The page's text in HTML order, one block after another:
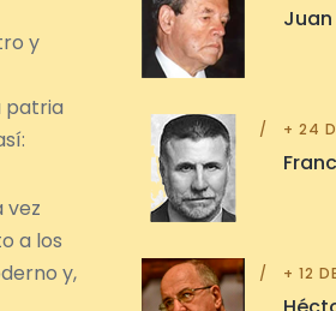
y
patria
vez
a los
y,
+ 24
+ 12